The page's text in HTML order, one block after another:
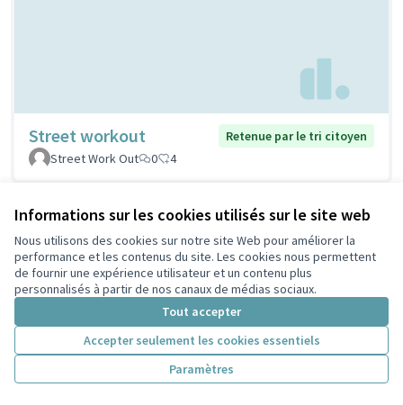
Informations sur les cookies utilisés sur le site web
Nous utilisons des cookies sur notre site Web pour améliorer la
performance et les contenus du site. Les cookies nous permettent
de fournir une expérience utilisateur et un contenu plus
personnalisés à partir de nos canaux de médias sociaux.
Tout accepter
Accepter seulement les cookies essentiels
Paramètres
Street workout
Retenue par le tri citoyen
Street Work Out
0 4
Stations de réparation
vélos
Retenue par le tri